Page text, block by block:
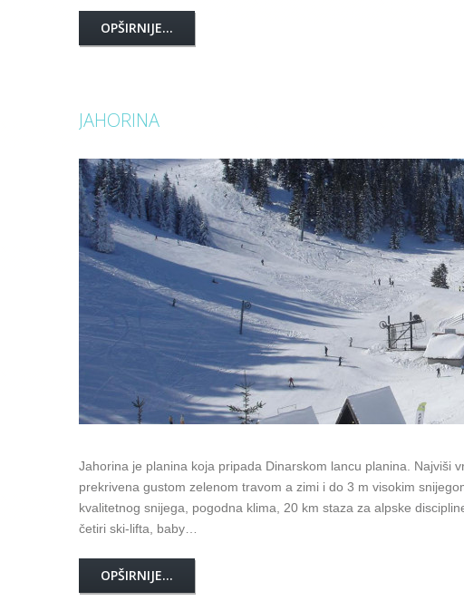
OPŠIRNIJE...
JAHORINA
Jahorina je planina koja pripada Dinarskom lancu planina. Najviši
prekrivena gustom zelenom travom a zimi i do 3 m visokim
kvalitetnog snijega, pogodna klima, 20 km staza za alpske
četiri ski-lifta, baby…
OPŠIRNIJE...